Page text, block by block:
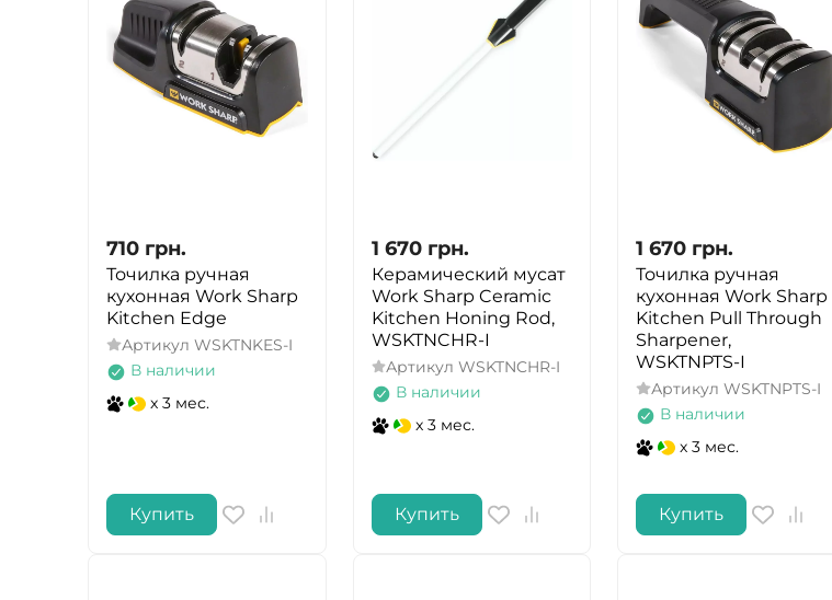
710 грн.
Точилка ручная
кухонная Work Sharp
Kitchen Edge
Артикул WSKTNKES-I
В наличии
x 3 мес.
Купить
1 670 грн.
Керамический мусат
Work Sharp Ceramic
Kitchen Honing Rod,
WSKTNCHR-I
Артикул WSKTNCHR-I
В наличии
x 3 мес.
Купить
1 670 грн.
Точилка ручная
кухонная Work Sharp
Kitchen Pull Through
Sharpener,
WSKTNPTS-I
Артикул WSKTNPTS-I
В наличии
x 3 мес.
Купить